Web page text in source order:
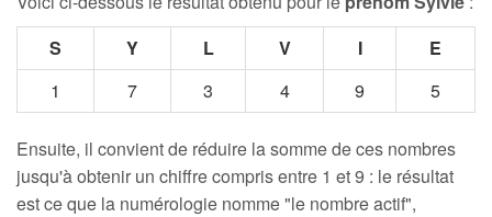
S
Y L V I
E
1
7 3 4 9 5
Ensuite, il convient de réduire la somme de ces nombres
jusqu'à obtenir un chiffre compris entre 1 et 9 : le résultat
est ce que la numérologie nomme "le nombre actif",